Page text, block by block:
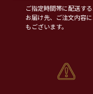
ご指定時間帯に配送す
お届け先、ご注文内容
もございます。